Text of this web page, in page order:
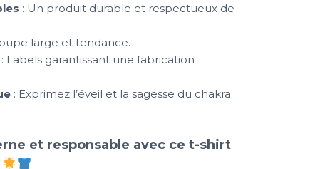
: Un produit durable et respectueux de
large et tendance.
: Labels garantissant une fabrication
: Exprimez l’éveil et la sagesse du chakra
et responsable avec ce t-shirt